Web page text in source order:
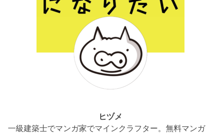
ヒヅメ
一級建築士でマンガ家でマインクラフター。無料マンガ